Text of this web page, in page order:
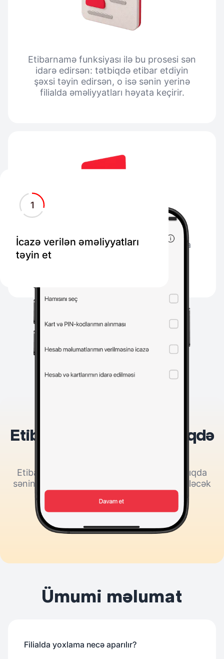
Etibarnamə funksiyası ilə bu prosesi sən
idarə edirsən: tətbiqdə etibar etdiyin
şəxsi təyin edirsən, o isə sənin yerinə
filialda əməliyyatları həyata keçirir.
Məsələn, kartını götürmək üçün filiala
gedə bilmirsənsə, etibar etdiyin şəxs
Necə işləyir?
1
İcazə verilən əməliyyatları
təyin et
Etibarnamə vermək tətbiqdə
Etibarnamə verdiyin şəxs filiala yaxınlaşdıqda
sənin yerinə əməliyyatları həyata keçirə biləcək
Ümumi məlumat
Filialda yoxlama necə aparılır?